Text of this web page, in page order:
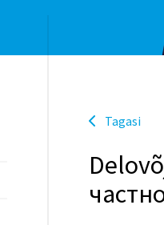
Tagasi